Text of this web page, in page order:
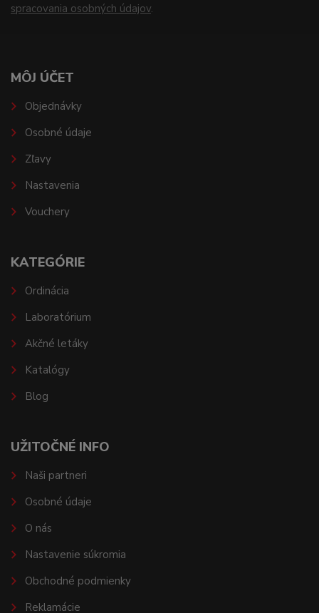
spracovania osobných údajov.
MÔJ ÚČET
Objednávky
Osobné údaje
Zľavy
Nastavenia
Vouchery
KATEGÓRIE
Ordinácia
Laboratórium
Akčné letáky
Katalógy
Blog
UŽITOČNÉ INFO
Naši partneri
Osobné údaje
O nás
Nastavenie súkromia
Obchodné podmienky
Reklamácie